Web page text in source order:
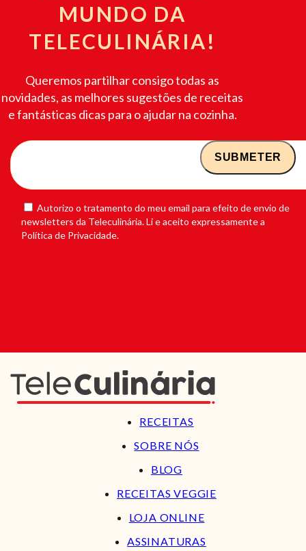
MUNDO DA
TELECULINÁRIA!
Queremos partilhar consigo todas as
novidades, as melhores sugestões de receitas
e fantásticas dicas para o ajudar na cozinha.
Autorizo o tratamento do meu email para efeito de envio de
newsletters da Teleculinária. Li e aceito expressamente a
Política de Privacidade.
RECEITAS
SOBRE NÓS
BLOG
RECEITAS VEGGIE
LOJA ONLINE
ASSINATURAS